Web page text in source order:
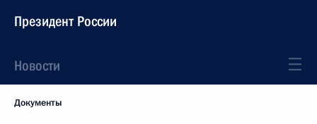
Президент России
Новости
Документы